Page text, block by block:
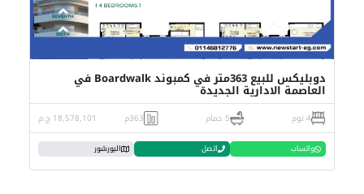
دوبليكس للبيع 363متر في كمبوند Boardwalk في
العاصمة الادارية الجديدة
4 نوم 5 حمام 363م 18,578,101 ج.م
واتساب اتصل البورشور